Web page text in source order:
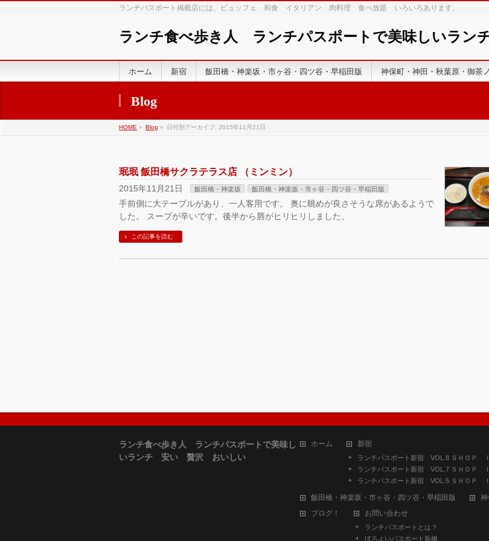
ランチパスポート掲載店には、ビュッフェ 和食 イタリアン 肉料理 食べ放題 いろいろあります。
ランチ食べ歩き人 ランチパスポートで美味しい
ホーム 新宿 飯田橋・神楽坂・市ヶ谷・四ツ谷・早稲田版 神保町・神田・秋葉原・御茶
Blog
HOME » Blog » 日付別アーカイブ: 2015年11月21日
珉珉 飯田橋サクラテラス店 （ミンミン）
2015年11月21日 飯田橋・神楽坂 飯田橋・神楽坂・市ヶ谷・四ツ谷・早稲田版
手前側に大テーブルがあり、一人客用です。 奥に眺めが良さそうな席があるようで
した。 スープが辛いです。後半から唇がヒリヒリしました。
この記事を読む
ランチ食べ歩き人 ランチパスポートで美味し
いランチ 安い 贅沢 おいしい
ホーム 新宿
ランチパスポート新宿 VOL.8 ＳＨＯＰ
ランチパスポート新宿 VOL.7 ＳＨＯＰ
ランチパスポート新宿 VOL.5 ＳＨＯＰ
飯田橋・神楽坂・市ヶ谷・四ツ谷・早稲田版
ブログ！
お問い合わせ
ランチパスポートとは？
ほろよいパスポート新橋